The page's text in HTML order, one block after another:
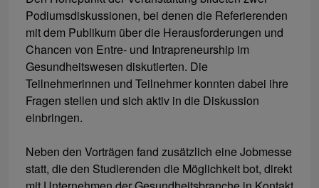
Podiumsdiskussionen, bei denen die Referierenden
mit dem Publikum über die Herausforderungen und
Chancen von Entre- und Intrapreneurship im
Gesundheitswesen diskutierten. Die
Teilnehmerinnen und Teilnehmer konnten dabei ihre
Fragen stellen und sich aktiv in die Diskussion
einbringen.
Neben den Vorträgen fand zusätzlich eine Jobmesse
statt, die den Studierenden die Möglichkeit bot, direkt